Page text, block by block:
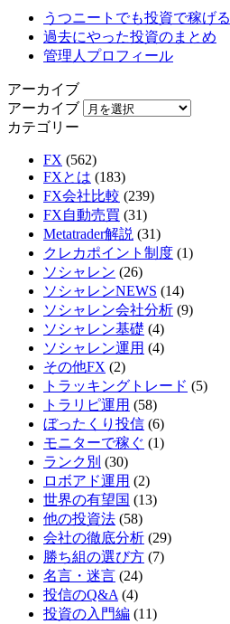
うつニートでも投資で稼げる
過去にやった投資のまとめ
管理人プロフィール
アーカイブ
アーカイブ
カテゴリー
FX (562)
FXとは (183)
FX会社比較 (239)
FX自動売買 (31)
Metatrader解説 (31)
クレカポイント制度 (1)
ソシャレン (26)
ソシャレンNEWS (14)
ソシャレン会社分析 (9)
ソシャレン基礎 (4)
ソシャレン運用 (4)
その他FX (2)
トラッキングトレード (5)
トラリピ運用 (58)
ぼったくり投信 (6)
モニターで稼ぐ (1)
ランク別 (30)
ロボアド運用 (2)
世界の有望国 (13)
他の投資法 (58)
会社の徹底分析 (29)
勝ち組の選び方 (7)
名言・迷言 (24)
投信のQ&A (4)
投資の入門編 (11)